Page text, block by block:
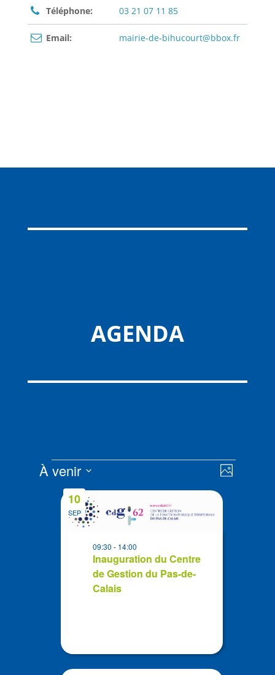
Téléphone: 03 21 07 11 85
Email: mairie-de-bihucourt@bbox.fr
AGENDA
Évènements de
Photo
À venir
Sélectionnez
List
events
SEP
10
Inauguration du Centre
de Gestion du Pas-de-
Calais
09:30- 14:00